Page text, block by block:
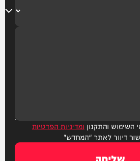
והתקנון ומדיניות הפרטיות
דיוור לאתר "המחדש"